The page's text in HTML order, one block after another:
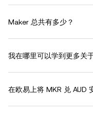
Maker 总共有多少？
我在哪里可以学到更多关
在欧易上将 MKR 兑 AUD